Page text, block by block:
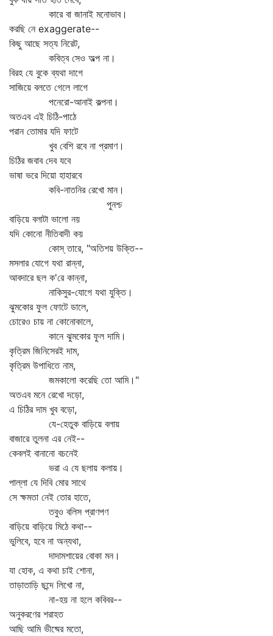
কারে বা জানাই মনোভাব।
করছি নে exaggerate--
কিছু আছে সত্য নিরেট,
কবিত্ব সেও অল্প না।
বিরহ যে বুকে ব্যথা দাগে
সাজিয়ে বলতে গেলে লাগে
পনেরো-আনাই কল্পনা।
অতএব এই চিঠি-পাঠে
পরান তোমার যদি ফাটে
খুব বেশি রবে না প্রমাণ।
চিঠির জবাব দেব যবে
ভাষা ভরে দিয়ো হাহারবে
কবি-নাতনির রেখো মান।
পুনশ্চ
বাড়িয়ে বলাটা ভালো নয়
যদি কোনো নীতিবাদী কয়
কোস্‌ তারে, "অতিশয় উক্তি--
মসলার যোগে যথা রান্না,
আবদারে ছল ক'রে কান্না,
নাকিসুর-যোগে যথা যুক্তি।
ঝুমকোর ফুল ফোটে ডালে,
চোরেও চায় না কোনোকালে,
কানে ঝুমকোর ফুল দামি।
কৃত্রিম জিনিসেরই দাম,
কৃত্রিম উপাধিতে নাম,
জমকালো করেছি তো আমি।"
অতএব মনে রেখো দড়ো,
এ চিঠির দাম খুব বড়ো,
যে-হেতুক বাড়িয়ে বলায়
বাজারে তুলনা এর নেই--
কেবলই বানানো বচনেই
ভরা এ যে ছলায় কলায়।
পাল্লা যে দিবি মোর সাথে
সে ক্ষমতা নেই তোর হাতে,
তবুও বলিস প্রাণপণ
বাড়িয়ে বাড়িয়ে মিঠে কথা--
ভুলিবে, হবে না অন্যথা,
দাদামশায়ের বোকা মন।
যা হোক, এ কথা চাই শোনা,
তাড়াতাড়ি ছন্দে লিখো না,
না-হয় না হলে কবিবর--
অনুকরণের শরাহত
আছি আমি ভীষ্মের মতো,